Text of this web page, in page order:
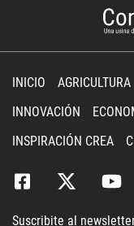
INICIO AGRICULTURA
INNOVACIÓN
INSPIRACIÓN CREA
Suscribite al